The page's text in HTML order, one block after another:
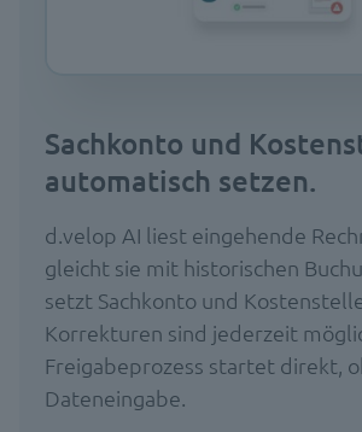
Sachkonto und
automatisch setzen.
d.velop AI liest eingehende
gleicht sie mit historischen
setzt Sachkonto und
Korrekturen sind jederzeit
Freigabeprozess startet direkt,
Dateneingabe.